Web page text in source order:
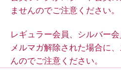
ませんのでご注意ください。
レギュラー会員、シルバー
メルマガ解除された場合に
んのでご注意ください。